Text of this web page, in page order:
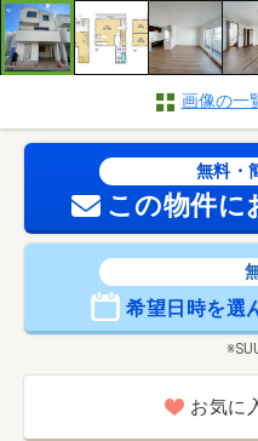
画像の一
無料・
この物件に
希望日時を選
お気に